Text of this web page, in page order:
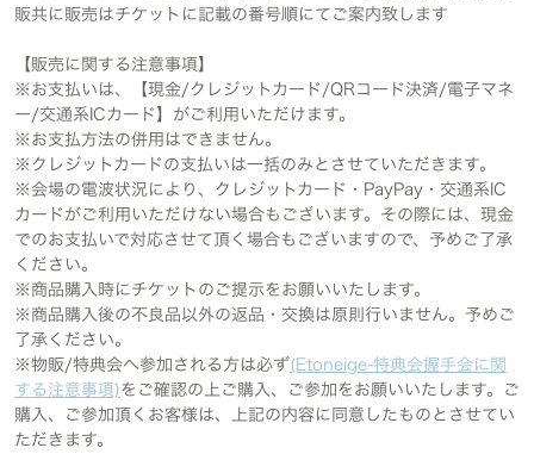
販共に販売はチケットに記載の番号順にてご案内致します
【販売に関する注意事項】
※お支払いは、【現金/クレジットカード/QRコード決済/電子マネ
ー/交通系ICカード】がご利用いただけます。
※お支払方法の併用はできません。
※クレジットカードの支払いは一括のみとさせていただきます。
※会場の電波状況により、クレジットカード・PayPay・交通系IC
カードがご利用いただけない場合もございます。その際には、現金
でのお支払いで対応させて頂く場合もございますので、予めご了承
ください。
※商品購入時にチケットのご提示をお願いいたします。
※商品購入後の不良品以外の返品・交換は原則行いません。予めご
了承ください。
※物販/特典会へ参加される方は必ず(Etoneige-特典会握手会に関
する注意事項)をご確認の上ご購入、ご参加をお願いいたします。ご
購入、ご参加頂くお客様は、上記の内容に同意したものとさせてい
ただきます。